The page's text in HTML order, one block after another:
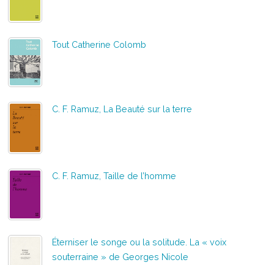
Tout Catherine Colomb
C. F. Ramuz, La Beauté sur la terre
C. F. Ramuz, Taille de l’homme
Éterniser le songe ou la solitude. La « voix
souterraine » de Georges Nicole